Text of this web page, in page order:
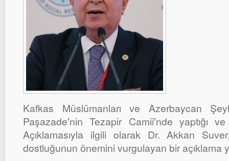
Kafkas Müslümanları ve Azerbaycan
Paşazade'nin Tezapir Camii'nde yaptığı
Açıklamasıyla ilgili olarak Dr. Akkan
dostluğunun önemini vurgulayan bir açıklama